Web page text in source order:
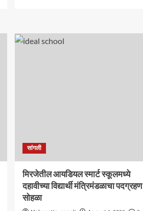
वंचित
बहुजन
सांगली
मिरजेतील आयडियल स्मार्ट स्कूलमध्ये
दहावीच्या विद्यार्थी मंत्रिमंडळाचा पदग्रहण
सोहळा